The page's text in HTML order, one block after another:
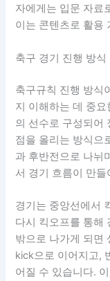
자에게는 입문 자료
이는 콘텐츠로 활용
축구 경기 진행 방식
축구규칙 진행 방식
지 이해하는 데 중요
의 선수로 구성되어
점을 올리는 방식으
과 후반전으로 나뉘
서 경기 흐름이 만
경기는 중앙선에서
다시 킥오프를 통해
밖으로 나가게 되
kick으로 이어지고,
어질 수 있습니다.